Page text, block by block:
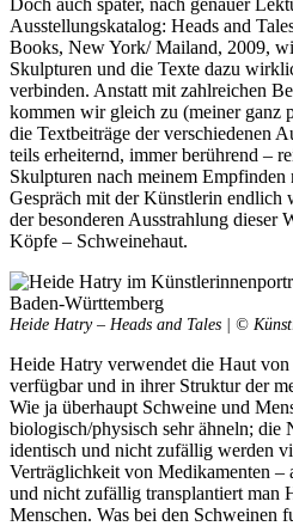
Doch auch später, nach genauer
Ausstellungskatalog: Heads and
Books, New York/ Mailand, 2009,
Skulpturen und die Texte dazu
verbinden. Anstatt mit zahlreichen
kommen wir gleich zu (meiner ganz
die Textbeiträge der verschiedenen
teils erheiternd, immer berührend –
Skulpturen nach meinem
Gespräch mit der Künstlerin endlich
der besonderen Ausstrahlung dieser
Köpfe – Schweinehaut.
Heide Hatry – Heads and Tales | ©
Heide Hatry verwendet die Haut
verfügbar und in ihrer Struktur der
Wie ja überhaupt Schweine und
biologisch/physisch sehr ähneln; die
identisch und nicht zufällig werden
Verträglichkeit von Medikamenten –
und nicht zufällig transplantiert man
Menschen. Was bei den Schweinen